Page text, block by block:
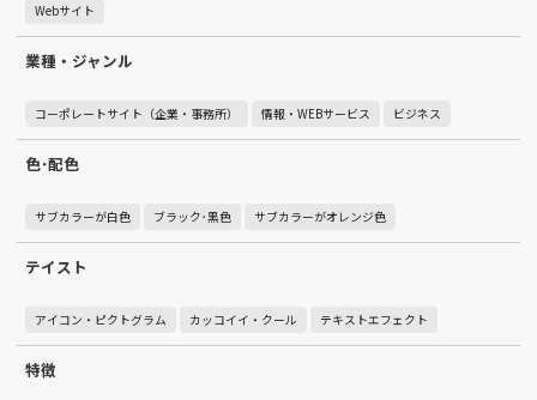
Webサイト
業種・ジャンル
コーポレートサイト（企業・事務所） 情報・WEBサービス ビジネス
色･配色
サブカラーが白色 ブラック･黒色 サブカラーがオレンジ色
テイスト
アイコン・ピクトグラム カッコイイ・クール テキストエフェクト
特徴